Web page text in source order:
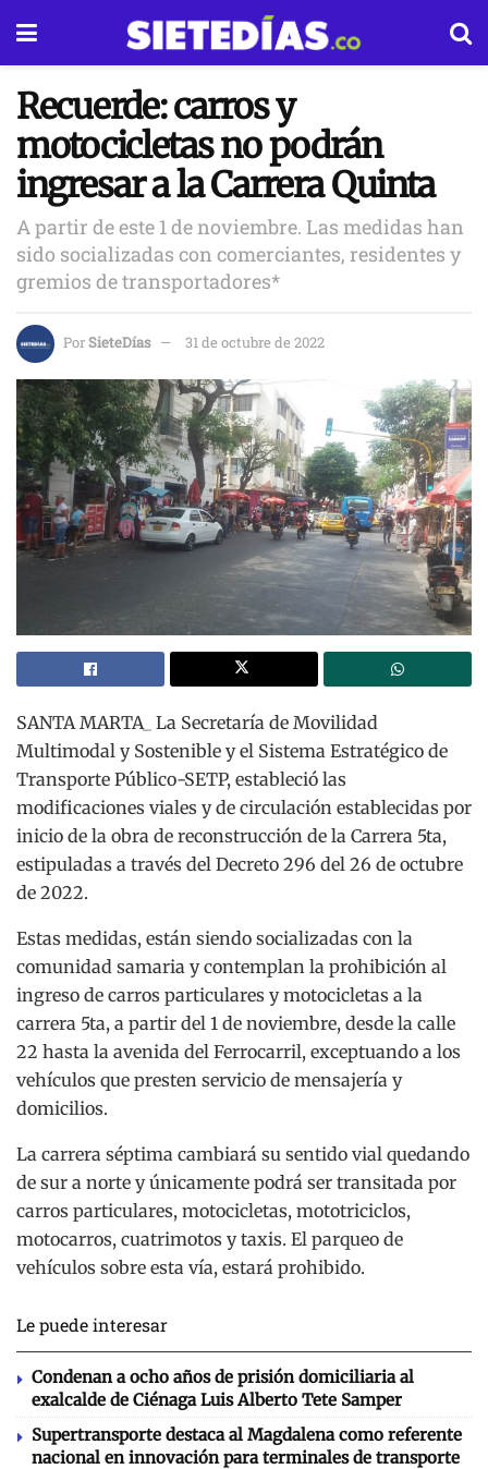
Recuerde: carros y
motocicletas no podrán
ingresar a la Carrera Quinta
A partir de este 1 de noviembre. Las medidas han
sido socializadas con comerciantes, residentes y
gremios de transportadores*
PorSieteDías 31 de octubre de 2022
SANTA MARTA_ La Secretaría de Movilidad
Multimodal y Sostenible y el Sistema Estratégico de
Transporte Público-SETP, estableció las
modificaciones viales y de circulación establecidas por
inicio de la obra de reconstrucción de la Carrera 5ta,
estipuladas a través del Decreto 296 del 26 de octubre
de 2022.
Estas medidas, están siendo socializadas con la
comunidad samaria y contemplan la prohibición al
ingreso de carros particulares y motocicletas a la
carrera 5ta, a partir del 1 de noviembre, desde la calle
22 hasta la avenida del Ferrocarril, exceptuando a los
vehículos que presten servicio de mensajería y
domicilios.
La carrera séptima cambiará su sentido vial quedando
de sur a norte y únicamente podrá ser transitada por
carros particulares, motocicletas, mototriciclos,
motocarros, cuatrimotos y taxis. El parqueo de
vehículos sobre esta vía, estará prohibido.
Le puede interesar
Condenan a ocho años de prisión domiciliaria al
exalcalde de Ciénaga Luis Alberto Tete Samper
Supertransporte destaca al Magdalena como referente
nacional en innovación para terminales de transporte